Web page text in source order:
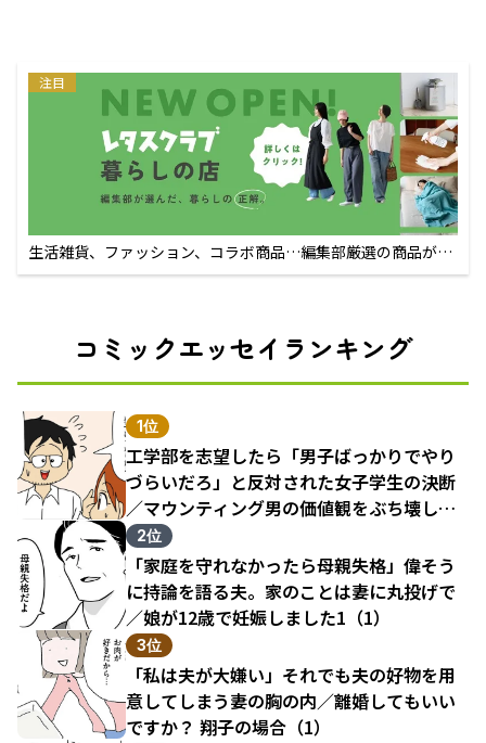
注目
生活雑貨、ファッション、コラボ商品…編集部厳選の商品が買
えるECサイト
コミックエッセイランキング
1位
工学部を志望したら「男子ばっかりでやり
づらいだろ」と反対された女子学生の決断
／マウンティング男の価値観をぶち壊した
結果（1）
2位
「家庭を守れなかったら母親失格」偉そう
に持論を語る夫。家のことは妻に丸投げで
／娘が12歳で妊娠しました1（1）
3位
「私は夫が大嫌い」それでも夫の好物を用
意してしまう妻の胸の内／離婚してもいい
ですか？ 翔子の場合（1）